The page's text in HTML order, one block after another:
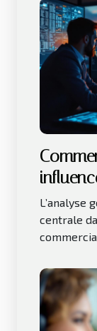
L’analyse
centrale